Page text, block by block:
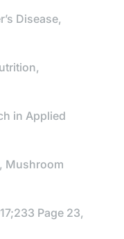
Disease,
in Applied
Page 23,